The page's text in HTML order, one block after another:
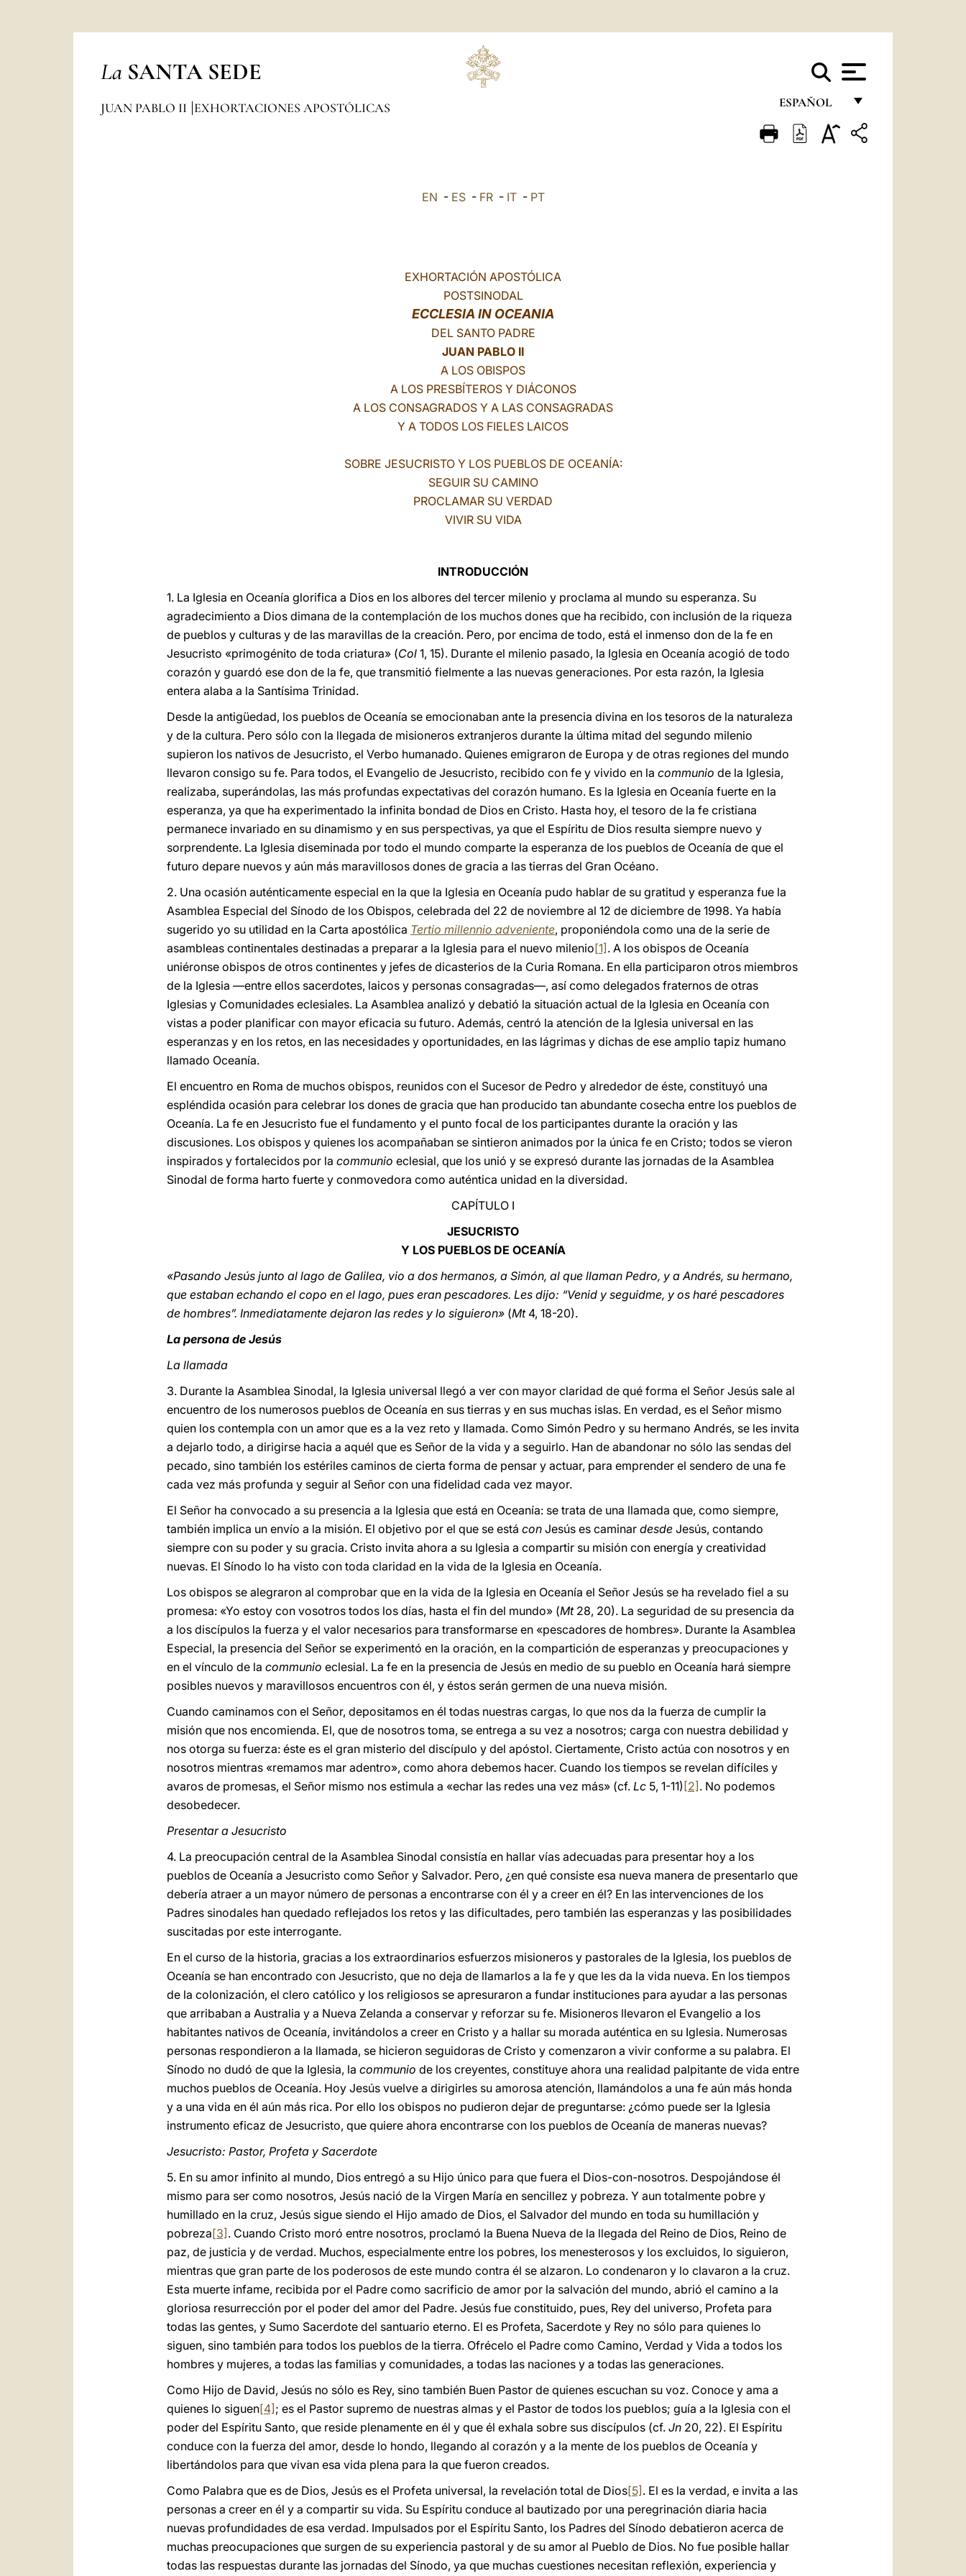
La SANTA SEDE
ESPAÑOL
FRANÇAIS
JUAN PABLO II EXHORTACIONES APOSTÓLICAS
EN - ES- FR- IT- PT
EXHORTACIÓN APOSTÓLICA
POSTSINODAL
ECCLESIA IN OCEANIA
DEL SANTO PADRE
JUAN PABLO II
A LOS OBISPOS
A LOS PRESBÍTEROS Y DIÁCONOS
A LOS CONSAGRADOS Y A LAS CONSAGRADAS
Y A TODOS LOS FIELES LAICOS
SOBRE JESUCRISTO Y LOS PUEBLOS DE OCEANÍA:
SEGUIR SU CAMINO
PROCLAMAR SU VERDAD
VIVIR SU VIDA
INTRODUCCIÓN
1. La Iglesia en Oceanía glorifica a Dios en los albores del tercer milenio y proclama al mundo su esperanza. Su
agradecimiento a Dios dimana de la contemplación de los muchos dones que ha recibido, con inclusión de la riqueza
de pueblos y culturas y de las maravillas de la creación. Pero, por encima de todo, está el inmenso don de la fe en
Jesucristo «primogénito de toda criatura» (Col 1, 15). Durante el milenio pasado, la Iglesia en Oceanía acogió de todo
corazón y guardó ese don de la fe, que transmitió fielmente a las nuevas generaciones. Por esta razón, la Iglesia
entera alaba a la Santísima Trinidad.
Desde la antigüedad, los pueblos de Oceanía se emocionaban ante la presencia divina en los tesoros de la naturaleza
y de la cultura. Pero sólo con la llegada de misioneros extranjeros durante la última mitad del segundo milenio
supieron los nativos de Jesucristo, el Verbo humanado. Quienes emigraron de Europa y de otras regiones del mundo
llevaron consigo su fe. Para todos, el Evangelio de Jesucristo, recibido con fe y vivido en la communio de la Iglesia,
realizaba, superándolas, las más profundas expectativas del corazón humano. Es la Iglesia en Oceanía fuerte en la
esperanza, ya que ha experimentado la infinita bondad de Dios en Cristo. Hasta hoy, el tesoro de la fe cristiana
permanece invariado en su dinamismo y en sus perspectivas, ya que el Espíritu de Dios resulta siempre nuevo y
sorprendente. La Iglesia diseminada por todo el mundo comparte la esperanza de los pueblos de Oceanía de que el
futuro depare nuevos y aún más maravillosos dones de gracia a las tierras del Gran Océano.
2. Una ocasión auténticamente especial en la que la Iglesia en Oceanía pudo hablar de su gratitud y esperanza fue la
Asamblea Especial del Sínodo de los Obispos, celebrada del 22 de noviembre al 12 de diciembre de 1998. Ya había
sugerido yo su utilidad en la Carta apostólica Tertio millennio adveniente, proponiéndola como una de la serie de
asambleas continentales destinadas a preparar a la Iglesia para el nuevo milenio[1] . A los obispos de Oceanía
uniéronse obispos de otros continentes y jefes de dicasterios de la Curia Romana. En ella participaron otros miembros
de la Iglesia —entre ellos sacerdotes, laicos y personas consagradas—, así como delegados fraternos de otras
Iglesias y Comunidades eclesiales. La Asamblea analizó y debatió la situación actual de la Iglesia en Oceanía con
vistas a poder planificar con mayor eficacia su futuro. Además, centró la atención de la Iglesia universal en las
esperanzas y en los retos, en las necesidades y oportunidades, en las lágrimas y dichas de ese amplio tapiz humano
llamado Oceanía.
El encuentro en Roma de muchos obispos, reunidos con el Sucesor de Pedro y alrededor de éste, constituyó una
espléndida ocasión para celebrar los dones de gracia que han producido tan abundante cosecha entre los pueblos de
Oceanía. La fe en Jesucristo fue el fundamento y el punto focal de los participantes durante la oración y las
discusiones. Los obispos y quienes los acompañaban se sintieron animados por la única fe en Cristo; todos se vieron
inspirados y fortalecidos por la communio eclesial, que los unió y se expresó durante las jornadas de la Asamblea
Sinodal de forma harto fuerte y conmovedora como auténtica unidad en la diversidad.
CAPÍTULO I
JESUCRISTO
Y LOS PUEBLOS DE OCEANÍA
«Pasando Jesús junto al lago de Galilea, vio a dos hermanos, a Simón, al que llaman Pedro, y a Andrés, su hermano,
que estaban echando el copo en el lago, pues eran pescadores. Les dijo: “Venid y seguidme, y os haré pescadores
de hombres”. Inmediatamente dejaron las redes y lo siguieron» (Mt4, 18-20).
La persona de Jesús
La llamada
3. Durante la Asamblea Sinodal, la Iglesia universal llegó a ver con mayor claridad de qué forma el Señor Jesús sale al
encuentro de los numerosos pueblos de Oceanía en sus tierras y en sus muchas islas. En verdad, es el Señor mismo
quien los contempla con un amor que es a la vez reto y llamada. Como Simón Pedro y su hermano Andrés, se les invita
a dejarlo todo, a dirigirse hacia a aquél que es Señor de la vida y a seguirlo. Han de abandonar no sólo las sendas del
pecado, sino también los estériles caminos de cierta forma de pensar y actuar, para emprender el sendero de una fe
cada vez más profunda y seguir al Señor con una fidelidad cada vez mayor.
El Señor ha convocado a su presencia a la Iglesia que está en Oceanía: se trata de una llamada que, como siempre,
también implica un envío a la misión. El objetivo por el que se está con Jesús es caminar desde Jesús, contando
siempre con su poder y su gracia. Cristo invita ahora a su Iglesia a compartir su misión con energía y creatividad
nuevas. El Sínodo lo ha visto con toda claridad en la vida de la Iglesia en Oceanía.
Los obispos se alegraron al comprobar que en la vida de la Iglesia en Oceanía el Señor Jesús se ha revelado fiel a su
promesa: «Yo estoy con vosotros todos los días, hasta el fin del mundo» (Mt28, 20). La seguridad de su presencia da
a los discípulos la fuerza y el valor necesarios para transformarse en «pescadores de hombres». Durante la Asamblea
Especial, la presencia del Señor se experimentó en la oración, en la compartición de esperanzas y preocupaciones y
en el vínculo de la communio eclesial. La fe en la presencia de Jesús en medio de su pueblo en Oceanía hará siempre
posibles nuevos y maravillosos encuentros con él, y éstos serán germen de una nueva misión.
Cuando caminamos con el Señor, depositamos en él todas nuestras cargas, lo que nos da la fuerza de cumplir la
misión que nos encomienda. El, que de nosotros toma, se entrega a su vez a nosotros; carga con nuestra debilidad y
nos otorga su fuerza: éste es el gran misterio del discípulo y del apóstol. Ciertamente, Cristo actúa con nosotros y en
nosotros mientras «remamos mar adentro», como ahora debemos hacer. Cuando los tiempos se revelan difíciles y
avaros de promesas, el Señor mismo nos estimula a «echar las redes una vez más» (cf. Lc 5, 1-11) [2] . No podemos
desobedecer.
Presentar a Jesucristo
4. La preocupación central de la Asamblea Sinodal consistía en hallar vías adecuadas para presentar hoy a los
pueblos de Oceanía a Jesucristo como Señor y Salvador. Pero, ¿en qué consiste esa nueva manera de presentarlo que
debería atraer a un mayor número de personas a encontrarse con él y a creer en él? En las intervenciones de los
Padres sinodales han quedado reflejados los retos y las dificultades, pero también las esperanzas y las posibilidades
suscitadas por este interrogante.
En el curso de la historia, gracias a los extraordinarios esfuerzos misioneros y pastorales de la Iglesia, los pueblos de
Oceanía se han encontrado con Jesucristo, que no deja de llamarlos a la fe y que les da la vida nueva. En los tiempos
de la colonización, el clero católico y los religiosos se apresuraron a fundar instituciones para ayudar a las personas
que arribaban a Australia y a Nueva Zelanda a conservar y reforzar su fe. Misioneros llevaron el Evangelio a los
habitantes nativos de Oceanía, invitándolos a creer en Cristo y a hallar su morada auténtica en su Iglesia. Numerosas
personas respondieron a la llamada, se hicieron seguidoras de Cristo y comenzaron a vivir conforme a su palabra. El
Sínodo no dudó de que la Iglesia, la communio de los creyentes, constituye ahora una realidad palpitante de vida entre
muchos pueblos de Oceanía. Hoy Jesús vuelve a dirigirles su amorosa atención, llamándolos a una fe aún más honda
y a una vida en él aún más rica. Por ello los obispos no pudieron dejar de preguntarse: ¿cómo puede ser la Iglesia
instrumento eficaz de Jesucristo, que quiere ahora encontrarse con los pueblos de Oceanía de maneras nuevas?
Jesucristo: Pastor, Profeta y Sacerdote
5. En su amor infinito al mundo, Dios entregó a su Hijo único para que fuera el Dios-con-nosotros. Despojándose él
mismo para ser como nosotros, Jesús nació de la Virgen María en sencillez y pobreza. Y aun totalmente pobre y
humillado en la cruz, Jesús sigue siendo el Hijo amado de Dios, el Salvador del mundo en toda su humillación y
pobreza[3] . Cuando Cristo moró entre nosotros, proclamó la Buena Nueva de la llegada del Reino de Dios, Reino de
paz, de justicia y de verdad. Muchos, especialmente entre los pobres, los menesterosos y los excluidos, lo siguieron,
mientras que gran parte de los poderosos de este mundo contra él se alzaron. Lo condenaron y lo clavaron a la cruz.
Esta muerte infame, recibida por el Padre como sacrificio de amor por la salvación del mundo, abrió el camino a la
gloriosa resurrección por el poder del amor del Padre. Jesús fue constituido, pues, Rey del universo, Profeta para
todas las gentes, y Sumo Sacerdote del santuario eterno. El es Profeta, Sacerdote y Rey no sólo para quienes lo
siguen, sino también para todos los pueblos de la tierra. Ofrécelo el Padre como Camino, Verdad y Vida a todos los
hombres y mujeres, a todas las familias y comunidades, a todas las naciones y a todas las generaciones.
Como Hijo de David, Jesús no sólo es Rey, sino también Buen Pastor de quienes escuchan su voz. Conoce y ama a
quienes lo siguen[4] ; es el Pastor supremo de nuestras almas y el Pastor de todos los pueblos; guía a la Iglesia con el
poder del Espíritu Santo, que reside plenamente en él y que él exhala sobre sus discípulos (cf. Jn 20, 22). El Espíritu
conduce con la fuerza del amor, desde lo hondo, llegando al corazón y a la mente de los pueblos de Oceanía y
libertándolos para que vivan esa vida plena para la que fueron creados.
Como Palabra que es de Dios, Jesús es el Profeta universal, la revelación total de Dios[5] . El es la verdad, e invita a las
personas a creer en él y a compartir su vida. Su Espíritu conduce al bautizado por una peregrinación diaria hacia
nuevas profundidades de esa verdad. Impulsados por el Espíritu Santo, los Padres del Sínodo debatieron acerca de
muchas preocupaciones que surgen de su experiencia pastoral y de su amor al Pueblo de Dios. No fue posible hallar
todas las respuestas durante las jornadas del Sínodo, ya que muchas cuestiones necesitan reflexión, experiencia y